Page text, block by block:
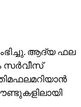
ആദ്യ ഫല
സര്‍വീസ്